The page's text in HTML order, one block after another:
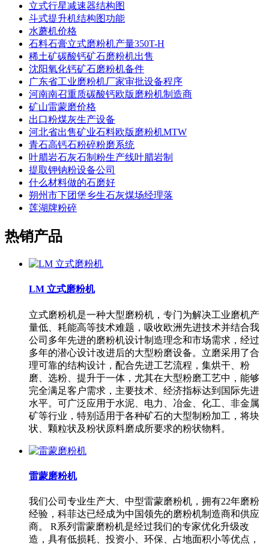
立式行星减速器结构图
斗式提升机结构图功能
水蘑机价格
石料石膏立式磨粉机产量350T-H
稀土矿碳酸钙矿石磨粉机出售
沈阳氧化钙矿石磨粉机备件
广东省工业磨粉机厂家审批设备程序
河南南召重质碳酸钙欧版磨粉机制造商
矿山雷蒙磨价格
出口粉煤灰生产设备
河北省出售矿业石料欧版磨粉机MTW
青石高钙石粉碎粉磨系统
叶腊岩石灰石制粉生产线叶腊岩制
提取钾钠粉设备公司
什么材料做的石磨好
朔州市下团堡乡生石灰煤场经理落
莲湖牌粉碎
热销产品
LM 立式磨粉机
立式磨粉机是一种大型磨粉机，专门为解决工业磨机产
量低、耗能高等技术难题，吸收欧洲先进技术并结合我
公司多年先进的磨粉机设计制造理念和市场需求，经过
多年的潜心设计改进后的大型粉磨设备。立磨采用了合
理可靠的结构设计，配合先进工艺流程，集烘干、粉
磨、选粉、提升于一体，尤其在大型粉磨工艺中，能够
完全满足客户需求，主要技术、经济指标达到国际先进
水平。可广泛应用于水泥、电力、冶金、化工、非金属
矿等行业，特别适用于各种矿石的大型制粉加工，将块
状、颗粒状及粉状原料磨成所要求的粉状物料。
雷蒙磨粉机
我们公司专业生产大、中型雷蒙磨粉机，拥有22年磨粉
经验，科菲达已经成为中国领先的磨粉机制造商和供应
商。 R系列雷蒙磨粉机是经过我们的专家优化升级改
造，具有低损耗、投资小、环保、占地面积小等优点，